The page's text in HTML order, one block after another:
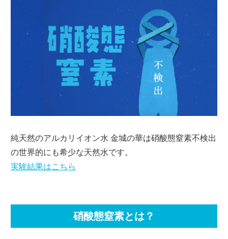
純天然のアルカリイオン水 金城の華は硝酸態窒素不検出
の世界的にも希少な天然水です。
実験結果はこちら
硝酸態窒素とは？